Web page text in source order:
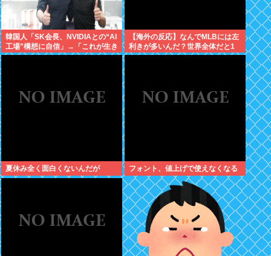
韓国人「SK会長、NVIDIAとの“AI
工場”構想に自信」→「これが生き
たビジネスだ！」
【海外の反応】なんでMLBには左
利きが多いんだ？世界全体だと1
割くらいしかいないはずなのに →
と思う」
夏休み全く面白くないんだが フォント、値上げで使えなくなる